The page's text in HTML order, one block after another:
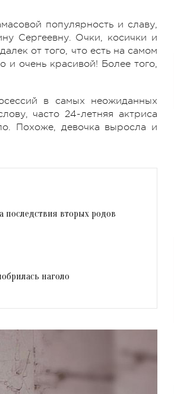
популярность и славу,
Сергеевну. Очки, косички и
от того, что есть на самом
и очень красивой! Более того,
в самых неожиданных
часто 24-летняя актриса
Похоже, девочка выросла и
последствия вторых родов
наголо